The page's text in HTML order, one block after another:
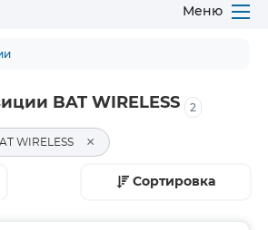
Меню
BAT WIRELESS 2
WIRELESS ×
Сортировка